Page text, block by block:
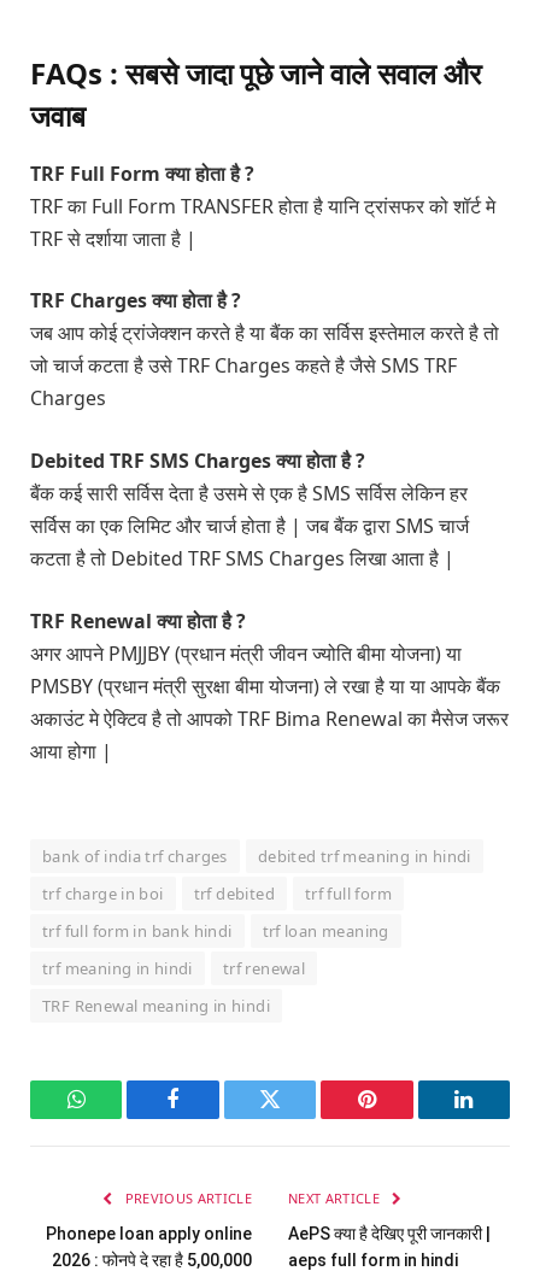
FAQs : सबसे जादा पूछे जाने वाले सवाल और
जवाब
TRF Full Form क्या होता है ?
TRF का Full Form TRANSFER होता है यानि ट्रांसफर को शॉर्ट मे
TRF से दर्शाया जाता है |
TRF Charges क्या होता है ?
जब आप कोई ट्रांजेक्शन करते है या बैंक का सर्विस इस्तेमाल करते है तो
जो चार्ज कटता है उसे TRF Charges कहते है जैसे SMS TRF
Charges
Debited TRF SMS Charges क्या होता है ?
बैंक कई सारी सर्विस देता है उसमे से एक है SMS सर्विस लेकिन हर
सर्विस का एक लिमिट और चार्ज होता है | जब बैंक द्वारा SMS चार्ज
कटता है तो Debited TRF SMS Charges लिखा आता है |
TRF Renewal क्या होता है ?
अगर आपने PMJJBY (प्रधान मंत्री जीवन ज्योति बीमा योजना) या
PMSBY (प्रधान मंत्री सुरक्षा बीमा योजना) ले रखा है या या आपके बैंक
अकाउंट मे ऐक्टिव है तो आपको TRF Bima Renewal का मैसेज जरूर
आया होगा |
bank of india trf charges
debited trf meaning in hindi
trf charge in boi
trf debited
trf full form
trf full form in bank hindi
trf loan meaning
trf meaning in hindi
trf renewal
TRF Renewal meaning in hindi
WhatsAppFacebook Twitter Pinterest
PREVIOUS ARTICLE
Phonepe loan apply online
2026 : फोनपे दे रहा है 5,00,000
NEXT ARTICLE
AePS क्या है देखिए पूरी जानकारी |
aeps full form in hindi